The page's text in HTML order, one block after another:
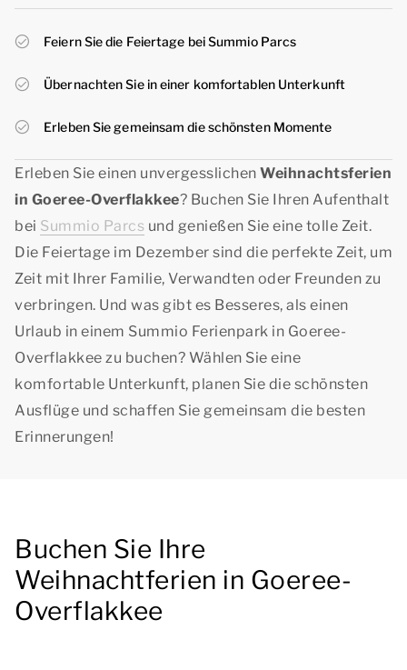
Feiern Sie die Feiertage bei Summio Parcs
Übernachten Sie in einer komfortablen Unterkunft
Erleben Sie gemeinsam die schönsten Momente
Erleben Sie einen unvergesslichen Weihnachtsferien
in Goeree-Overflakkee? Buchen Sie Ihren Aufenthalt
bei Summio Parcs und genießen Sie eine tolle Zeit.
Die Feiertage im Dezember sind die perfekte Zeit, um
Zeit mit Ihrer Familie, Verwandten oder Freunden zu
verbringen. Und was gibt es Besseres, als einen
Urlaub in einem Summio Ferienpark in Goeree-
Overflakkee zu buchen? Wählen Sie eine
komfortable Unterkunft, planen Sie die schönsten
Ausflüge und schaffen Sie gemeinsam die besten
Erinnerungen!
Buchen Sie Ihre
Weihnachtferien in Goeree-
Overflakkee